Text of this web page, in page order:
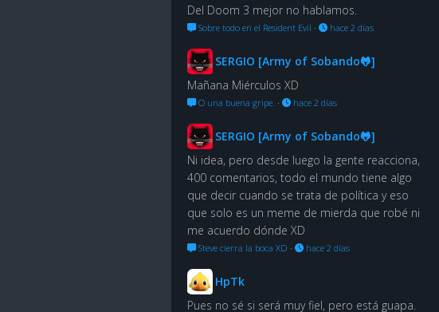
Del Doom 3 mejor no hablamos.
Sobre todo en el Resident Evil · hace 2 días
SERGIO [Army of Sobando🐸]
Mañana Miérculos XD
O una buena gripe. · hace 2 días
SERGIO [Army of Sobando🐸]
Ni idea, pero desde luego la gente reacciona,
400 comentarios, todo el mundo tiene algo
que decir cuando se trata de política y eso
que solo es un meme de mierda que robé ni
me acuerdo dónde XD
Steve cierra la boca XD · hace 2 días
HpTk
Pues no sé si será muy fiel, pero está guapa.